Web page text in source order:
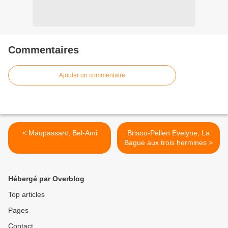
Commentaires
Ajouter un commentaire
< Maupassant, Bel-Ami
Brisou-Pellen Evelyne, La
Bague aux trois hermines >
Hébergé par Overblog
Top articles
Pages
Contact